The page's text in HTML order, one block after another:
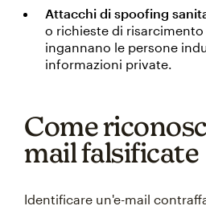
Attacchi di spoofing
o richieste di
ingannano le persone
informazioni private.
Come
mail falsificate
Identificare un'e-mail